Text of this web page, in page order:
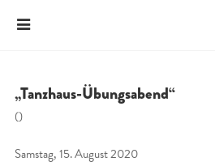
„Tanzhaus-Übungsabend“
()
Samstag, 15. August 2020